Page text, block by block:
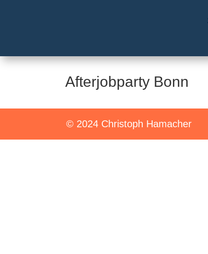
Afterjobparty Bonn
© 2024 Christoph Hamacher